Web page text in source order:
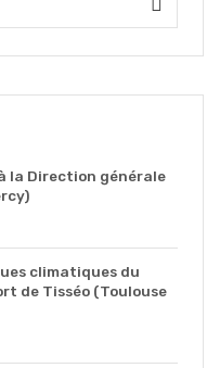
la Direction générale
climatiques du
de Tisséo (Toulouse